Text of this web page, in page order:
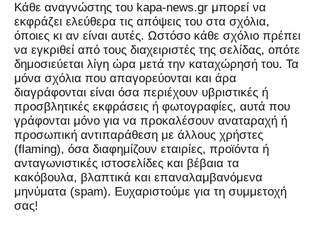
Kάθε αναγνώστης του kapa-news.gr μπορεί να
εκφράζει ελεύθερα τις απόψεις του στα σχόλια,
όποιες κι αν είναι αυτές. Ωστόσο κάθε σχόλιο πρέπει
να εγκριθεί από τους διαχειριστές της σελίδας, οπότε
δημοσιεύεται λίγη ώρα μετά την καταχώρησή του. Τα
μόνα σχόλια που απαγορεύονται και άρα
διαγράφονται είναι όσα περιέχουν υβριστικές ή
προσβλητικές εκφράσεις ή φωτογραφίες, αυτά που
γράφονται μόνο για να προκαλέσουν αναταραχή ή
προσωπική αντιπαράθεση με άλλους χρήστες
(flaming), όσα διαφημίζουν εταιρίες, προϊόντα ή
ανταγωνιστικές ιστοσελίδες και βέβαια τα
κακόβουλα, βλαπτικά και επαναλαμβανόμενα
μηνύματα (spam). Ευχαριστούμε για τη συμμετοχή
σας!